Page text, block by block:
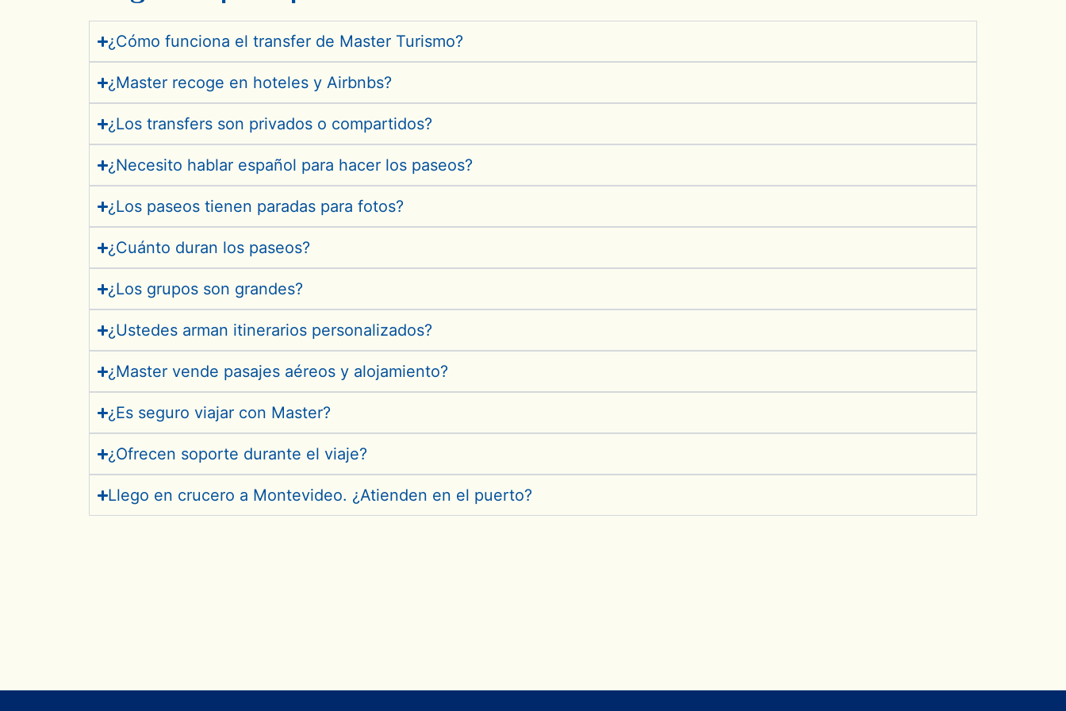
¿Cómo funciona el transfer de Master Turismo?
¿Master recoge en hoteles y Airbnbs?
¿Los transfers son privados o compartidos?
¿Necesito hablar español para hacer los paseos?
¿Los paseos tienen paradas para fotos?
¿Cuánto duran los paseos?
¿Los grupos son grandes?
¿Ustedes arman itinerarios personalizados?
¿Master vende pasajes aéreos y alojamiento?
¿Es seguro viajar con Master?
¿Ofrecen soporte durante el viaje?
Llego en crucero a Montevideo. ¿Atienden en el puerto?